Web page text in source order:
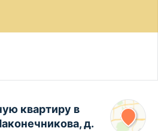
квартиру в
д.